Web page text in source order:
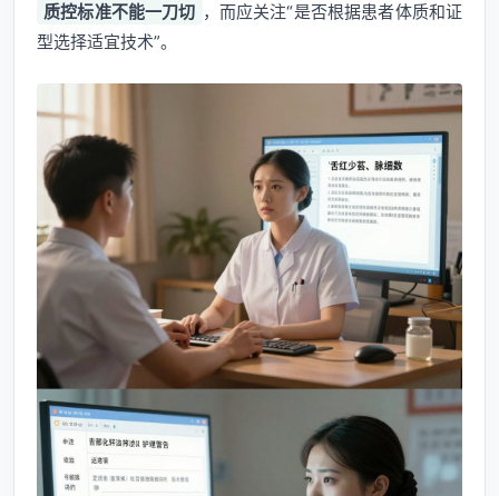
质控标准不能一刀切 ，而应关注“是否根据患者体质和证
型选择适宜技术”。